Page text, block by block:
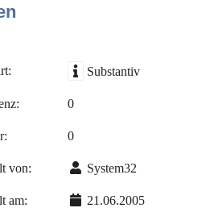
Substantiv
0
0
von: System32
am: 21.06.2005